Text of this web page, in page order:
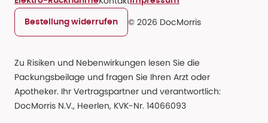
Bestellung widerrufen © 2026 DocMorris
Zu Risiken und Nebenwirkungen lesen Sie die
Packungsbeilage und fragen Sie Ihren Arzt oder
Apotheker. Ihr Vertragspartner und verantwortlich:
DocMorris N.V., Heerlen, KVK-Nr. 14066093